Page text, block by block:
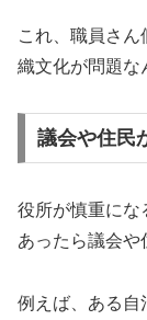
これ、職員さん
織文化が問題な
議会や住民
役所が慎重にな
あったら議会や
例えば、ある自